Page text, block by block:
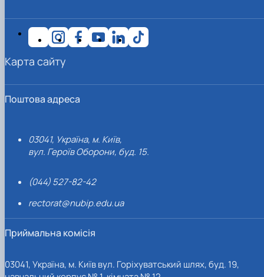
Поштова адреса
03041, Україна, м. Київ,
вул. Героїв Оборони, буд. 15.
(044) 527-82-42
rectorat@nubip.edu.ua
Приймальна комісія
03041, Україна, м. Київ вул. Горіхуватський шлях, буд. 19,
Карта сайту